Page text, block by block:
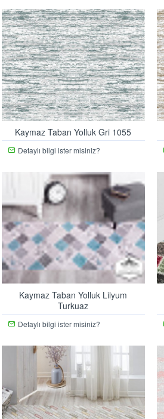
Kaymaz Taban Yolluk Gri 1055
Detaylı bilgi ister misiniz?
Kaymaz Taban Yolluk Lilyum
Turkuaz
Detaylı bilgi ister misiniz?